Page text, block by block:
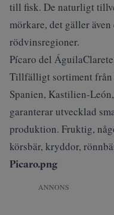
till fisk. De naturligt
mörkare, det gäller
rödvinsregioner.
Pícaro del
Tillfälligt sortiment
Spanien, Kastilien-
garanterar utvecklad
produktion. Fruktig,
körsbär, kryddor,
Picaro.png
ANNONS